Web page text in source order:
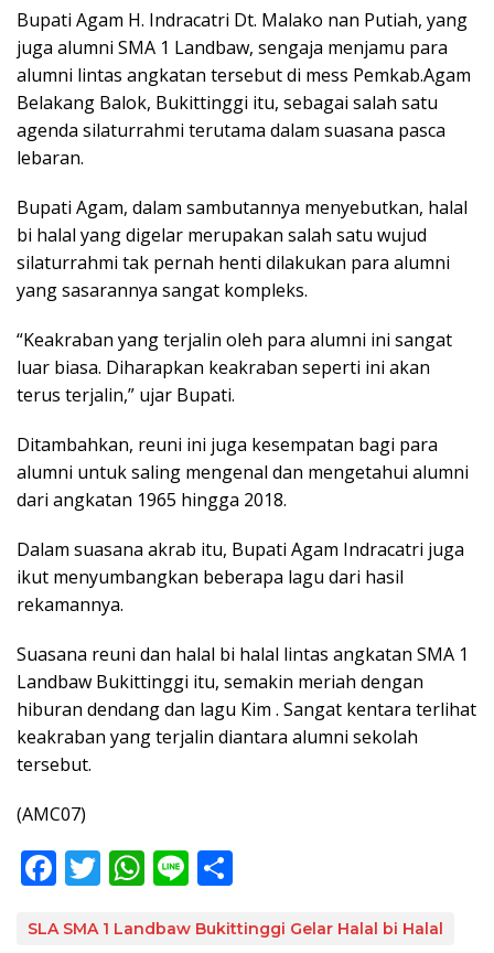
Bupati Agam H. Indracatri Dt. Malako nan Putiah, yang
juga alumni SMA 1 Landbaw, sengaja menjamu para
alumni lintas angkatan tersebut di mess Pemkab.Agam
Belakang Balok, Bukittinggi itu, sebagai salah satu
agenda silaturrahmi terutama dalam suasana pasca
lebaran.
Bupati Agam, dalam sambutannya menyebutkan, halal
bi halal yang digelar merupakan salah satu wujud
silaturrahmi tak pernah henti dilakukan para alumni
yang sasarannya sangat kompleks.
“Keakraban yang terjalin oleh para alumni ini sangat
luar biasa. Diharapkan keakraban seperti ini akan
terus terjalin,” ujar Bupati.
Ditambahkan, reuni ini juga kesempatan bagi para
alumni untuk saling mengenal dan mengetahui alumni
dari angkatan 1965 hingga 2018.
Dalam suasana akrab itu, Bupati Agam Indracatri juga
ikut menyumbangkan beberapa lagu dari hasil
rekamannya.
Suasana reuni dan halal bi halal lintas angkatan SMA 1
Landbaw Bukittinggi itu, semakin meriah dengan
hiburan dendang dan lagu Kim . Sangat kentara terlihat
keakraban yang terjalin diantara alumni sekolah
tersebut.
(AMC07)
F
ac
e
T
w
itt
W
h
at
Li
n
e ar
SLA SMA 1 Landbaw Bukittinggi Gelar Halal bi Halal